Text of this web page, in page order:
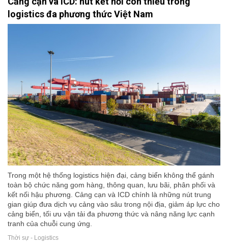
logistics đa phương thức Việt Nam
Trong một hệ thống logistics hiện đại, cảng biển không thể gánh
toàn bộ chức năng gom hàng, thông quan, lưu bãi, phân phối và
kết nối hậu phương. Cảng cạn và ICD chính là những nút trung
gian giúp đưa dịch vụ cảng vào sâu trong nội địa, giảm áp lực cho
cảng biển, tối ưu vận tải đa phương thức và nâng năng lực cạnh
tranh của chuỗi cung ứng.
Thời sự - Logistics